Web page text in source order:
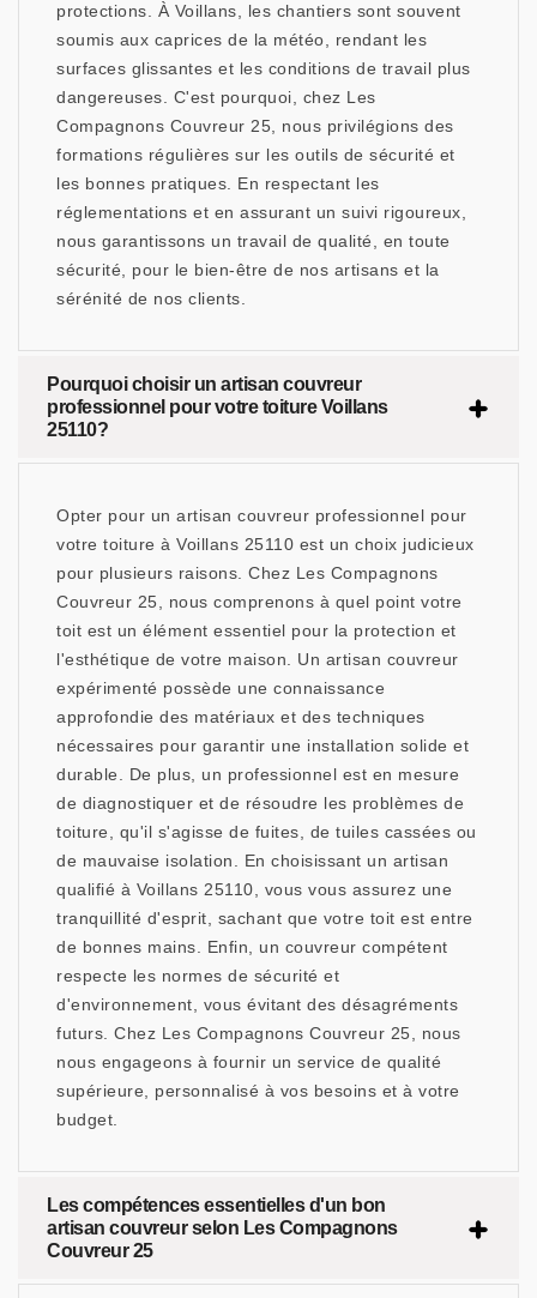
protections. À Voillans, les chantiers sont souvent
soumis aux caprices de la météo, rendant les
surfaces glissantes et les conditions de travail plus
dangereuses. C'est pourquoi, chez Les
Compagnons Couvreur 25, nous privilégions des
formations régulières sur les outils de sécurité et
les bonnes pratiques. En respectant les
réglementations et en assurant un suivi rigoureux,
nous garantissons un travail de qualité, en toute
sécurité, pour le bien-être de nos artisans et la
sérénité de nos clients.
Pourquoi choisir un artisan couvreur
professionnel pour votre toiture Voillans
25110?
Opter pour un artisan couvreur professionnel pour
votre toiture à Voillans 25110 est un choix judicieux
pour plusieurs raisons. Chez Les Compagnons
Couvreur 25, nous comprenons à quel point votre
toit est un élément essentiel pour la protection et
l'esthétique de votre maison. Un artisan couvreur
expérimenté possède une connaissance
approfondie des matériaux et des techniques
nécessaires pour garantir une installation solide et
durable. De plus, un professionnel est en mesure
de diagnostiquer et de résoudre les problèmes de
toiture, qu'il s'agisse de fuites, de tuiles cassées ou
de mauvaise isolation. En choisissant un artisan
qualifié à Voillans 25110, vous vous assurez une
tranquillité d'esprit, sachant que votre toit est entre
de bonnes mains. Enfin, un couvreur compétent
respecte les normes de sécurité et
d'environnement, vous évitant des désagréments
futurs. Chez Les Compagnons Couvreur 25, nous
nous engageons à fournir un service de qualité
supérieure, personnalisé à vos besoins et à votre
budget.
Les compétences essentielles d'un bon
artisan couvreur selon Les Compagnons
Couvreur 25